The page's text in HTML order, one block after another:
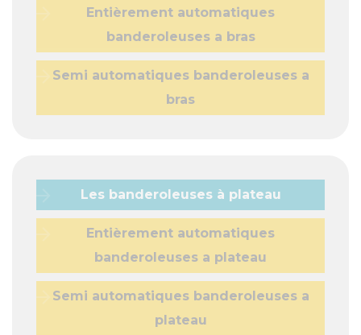
Entièrement automatiques
banderoleuses a bras
Semi automatiques banderoleuses a
bras
Les banderoleuses à plateau
Entièrement automatiques
banderoleuses a plateau
Semi automatiques banderoleuses a
plateau